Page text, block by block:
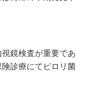
鏡検査が重要であ
診療にてピロリ菌